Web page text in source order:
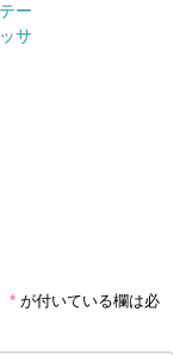
ー
サ
* が付いている欄は必